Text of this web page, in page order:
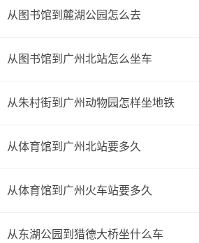
从图书馆到麓湖公园怎么去
从图书馆到广州北站怎么坐车
从朱村街到广州动物园怎样坐地铁
从体育馆到广州北站要多久
从体育馆到广州火车站要多久
从东湖公园到猎德大桥坐什么车